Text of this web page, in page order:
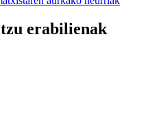
erabilienak